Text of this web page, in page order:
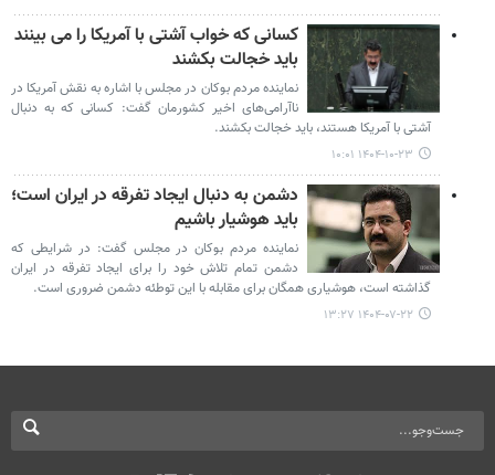
کسانی که خواب آشتی با آمریکا را می بینند
باید خجالت بکشند
نماینده مردم بوکان در مجلس با اشاره به نقش آمریکا در
ناآرامی‌های اخیر کشورمان گفت: کسانی که به دنبال
آشتی با آمریکا هستند، باید خجالت بکشند.
۱۴۰۴-۱۰-۲۳ ۱۰:۰۱
دشمن به دنبال ایجاد تفرقه در ایران است؛
باید هوشیار باشیم
نماینده مردم بوکان در مجلس گفت: در شرایطی که
دشمن تمام تلاش خود را برای ایجاد تفرقه در ایران
گذاشته است، هوشیاری همگان برای مقابله با این توطئه دشمن ضروری است.
۱۴۰۴-۰۷-۲۲ ۱۳:۲۷